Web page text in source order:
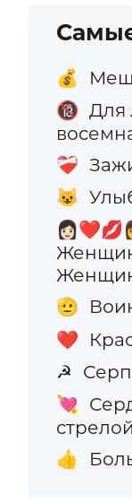
💰
🔞 Для
❤️‍🩹
😺
🫡
❤️
☭
💘
стрелой
👍